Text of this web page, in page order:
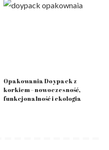
Opakowania Doypack z
korkiem – nowoczesność,
funkcjonalność i ekologia